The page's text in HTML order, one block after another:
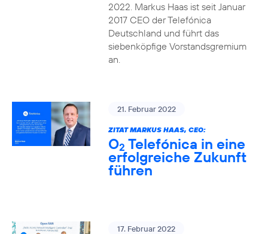
2022. Markus Haas ist seit Januar
2017 CEO der Telefónica
Deutschland und führt das
siebenköpfige Vorstandsgremium
an.
21. Februar 2022
ZITAT MARKUS HAAS, CEO:
O2 Telefónica in eine
erfolgreiche Zukunft
führen
17. Februar 2022